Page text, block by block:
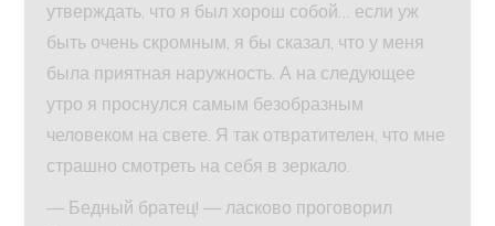
утверждать, что я был хорош собой… если уж
быть очень скромным, я бы сказал, что у меня
была приятная наружность. А на следующее
утро я проснулся самым безобразным
человеком на свете. Я так отвратителен, что мне
страшно смотреть на себя в зеркало.
— Бедный братец! — ласково проговорил